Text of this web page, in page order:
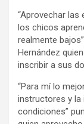
“Aprovechar
los chicos
realmente
Hernández
inscribir a sus
“Para mí lo
instructores y la
condiciones”